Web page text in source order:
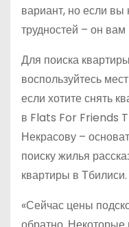
вариант, но если
трудностей – он вам
Для поиска
воспользуйтесь
если хотите снять
в Flats For Friends
Некрасову –
поиску жилья
квартиры в Тбилиси.
«Сейчас цены